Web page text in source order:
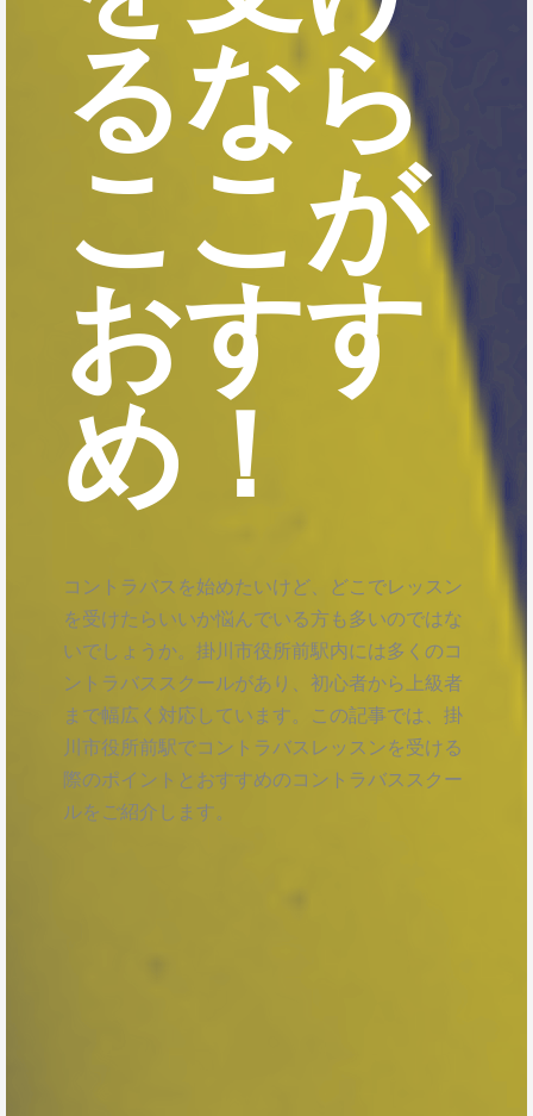
るなら
ここが
おすす
め！
コントラバスを始めたいけど、どこでレッスン
を受けたらいいか悩んでいる方も多いのではな
いでしょうか。掛川市役所前駅内には多くのコ
ントラバススクールがあり、初心者から上級者
まで幅広く対応しています。この記事では、掛
川市役所前駅でコントラバスレッスンを受ける
際のポイントとおすすめのコントラバススクー
ルをご紹介します。